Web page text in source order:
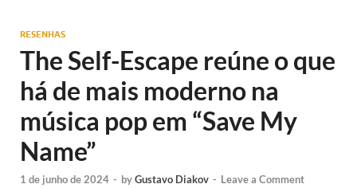
RESENHAS
The Self-Escape reúne o que
há de mais moderno na
música pop em “Save My
Name”
1 de junho de 2024 - byGustavo Diakov - Leave a Comment